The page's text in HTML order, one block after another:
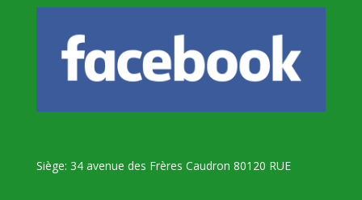
Siège: 34 avenue des Frères Caudron 80120 RUE